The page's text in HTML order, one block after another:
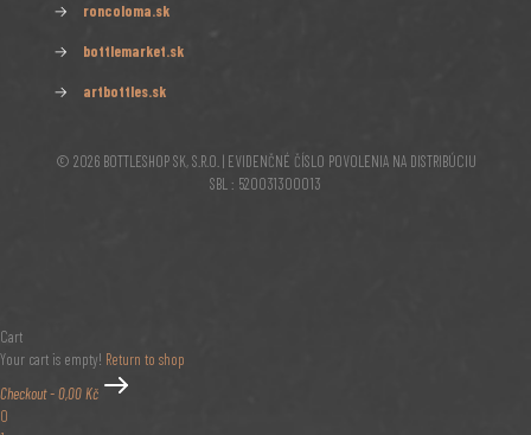
→ roncoloma.sk
→ bottlemarket.sk
→ artbottles.sk
© 2026 BOTTLESHOP SK, S.R.O. | EVIDENČNÉ ČÍSLO POVOLENIA NA DISTRIBÚCIU
SBL : 520031300013
Cart
Your cart is empty! Return to shop
Checkout-0,00 Kč
0